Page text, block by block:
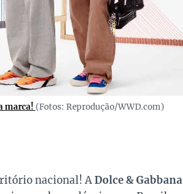
marca! (Fotos: Reprodução/WWD.com)
nacional! ADolce & Gabbana